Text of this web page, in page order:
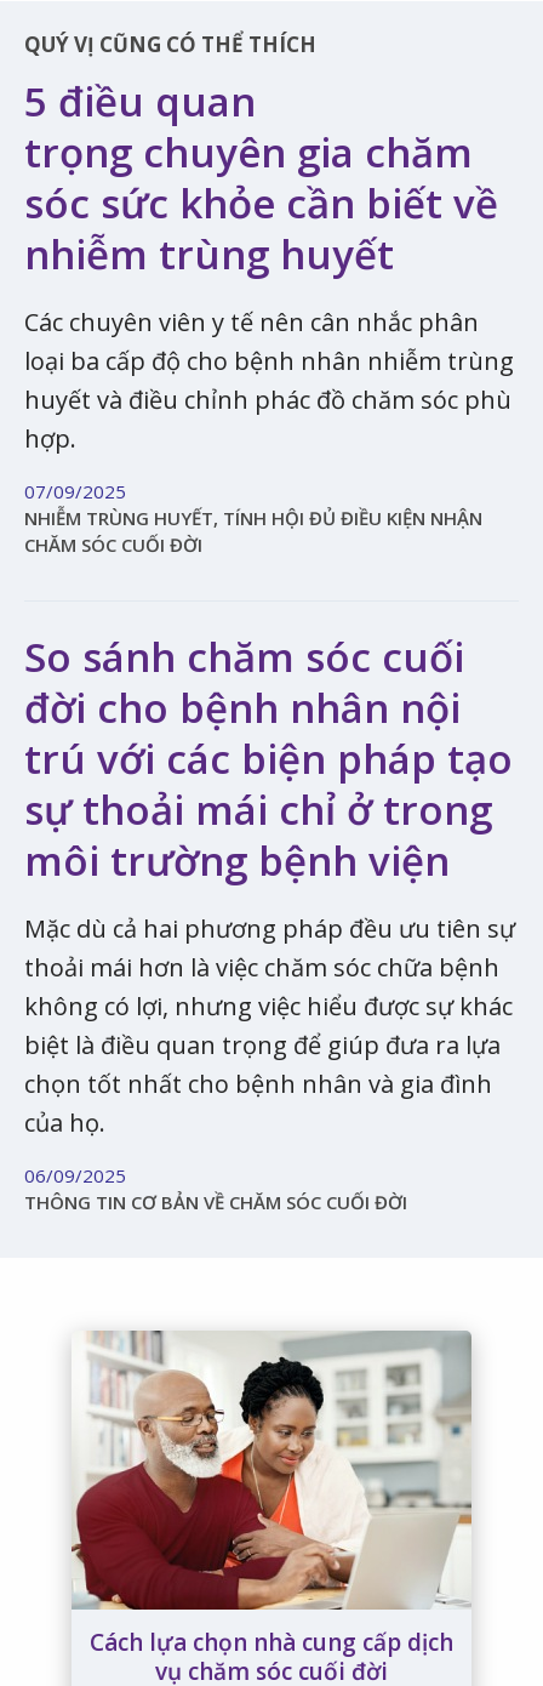
QUÝ VỊ CŨNG CÓ THỂ THÍCH
5 điều quan
trọng chuyên gia chăm
sóc sức khỏe cần biết về
nhiễm trùng huyết
Các chuyên viên y tế nên cân nhắc phân
loại ba cấp độ cho bệnh nhân nhiễm trùng
huyết và điều chỉnh phác đồ chăm sóc phù
hợp.
07/09/2025
NHIỄM TRÙNG HUYẾT, TÍNH HỘI ĐỦ ĐIỀU KIỆN NHẬN
CHĂM SÓC CUỐI ĐỜI
So sánh chăm sóc cuối
đời cho bệnh nhân nội
trú với các biện pháp tạo
sự thoải mái chỉ ở trong
môi trường bệnh viện
Mặc dù cả hai phương pháp đều ưu tiên sự
thoải mái hơn là việc chăm sóc chữa bệnh
không có lợi, nhưng việc hiểu được sự khác
biệt là điều quan trọng để giúp đưa ra lựa
chọn tốt nhất cho bệnh nhân và gia đình
của họ.
06/09/2025
THÔNG TIN CƠ BẢN VỀ CHĂM SÓC CUỐI ĐỜI
Cách lựa chọn nhà cung cấp dịch
vụ chăm sóc cuối đời